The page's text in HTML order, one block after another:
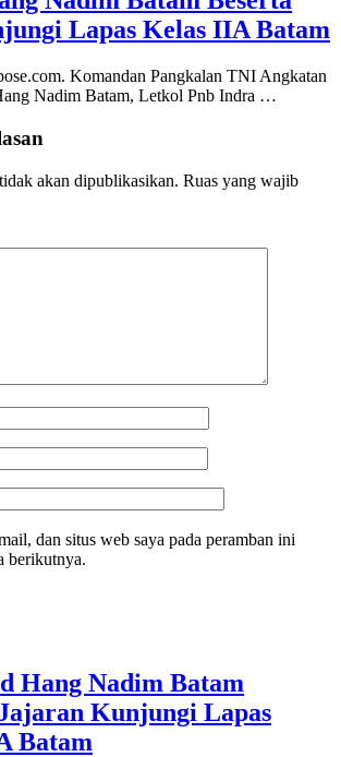
Lapas Kelas IIA Batam
Komandan Pangkalan TNI Angkatan
Nadim Batam, Letkol Pnb Indra …
akan dipublikasikan. Ruas yang wajib
dan situs web saya pada peramban ini
berikutnya.
Hang Nadim Batam
Kunjungi Lapas
Batam